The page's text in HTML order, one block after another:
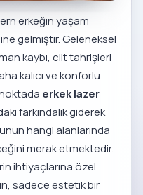
erkeğin yaşam
gelmiştir. Geleneksel
kaybı, cilt tahrişleri
kalıcı ve konforlu
erkek lazer
farkındalık giderek
hangi alanlarında
merak etmektedir.
ihtiyaçlarına özel
sadece estetik bir